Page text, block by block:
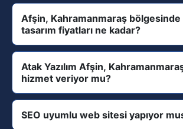
Afşin, Kahramanmaraş
tasarım fiyatları ne kadar?
Atak Yazılım Afşin, Kahramanmaraş
hizmet veriyor mu?
SEO uyumlu web sitesi yapıyor